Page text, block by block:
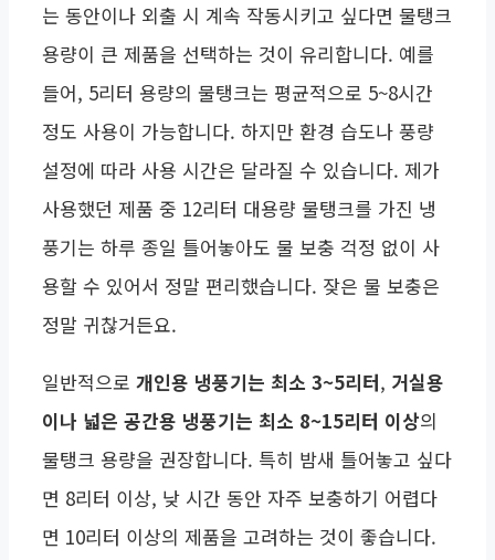
는 동안이나 외출 시 계속 작동시키고 싶다면 물탱크
용량이 큰 제품을 선택하는 것이 유리합니다. 예를
들어, 5리터 용량의 물탱크는 평균적으로 5~8시간
정도 사용이 가능합니다. 하지만 환경 습도나 풍량
설정에 따라 사용 시간은 달라질 수 있습니다. 제가
사용했던 제품 중 12리터 대용량 물탱크를 가진 냉
풍기는 하루 종일 틀어놓아도 물 보충 걱정 없이 사
용할 수 있어서 정말 편리했습니다. 잦은 물 보충은
정말 귀찮거든요.
일반적으로 개인용 냉풍기는 최소 3~5리터, 거실용
이나 넓은 공간용 냉풍기는 최소 8~15리터 이상의
물탱크 용량을 권장합니다. 특히 밤새 틀어놓고 싶다
면 8리터 이상, 낮 시간 동안 자주 보충하기 어렵다
면 10리터 이상의 제품을 고려하는 것이 좋습니다.